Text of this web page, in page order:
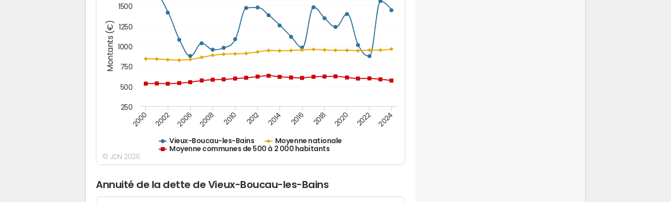
Montants (€)
Vieux-Boucau-les-Bains
Moyenne nationale
Moyenne communes de 500 à 2 000 habitants
2000 2002 2006 2008 2010 2012 2014 2016 2018 2020 2022 2024
250
500
750
1000
1250
1500
© JDN 2026
Annuité de la dette de Vieux-Boucau-les-Bains